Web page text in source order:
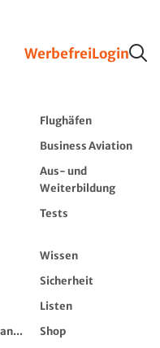
WerbefreiLogin
Flughäfen
Business Aviation
Aus- und
Weiterbildung
Tests
Wissen
Sicherheit
Listen
Shop